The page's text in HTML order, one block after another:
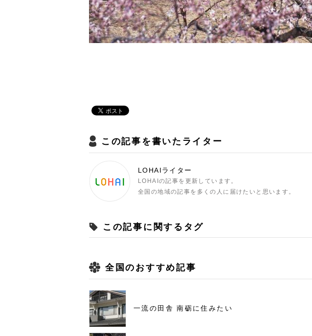
この記事を書いたライター
LOHAIライター
LOHAIの記事を更新しています。
全国の地域の記事を多くの人に届けたいと思います。
この記事に関するタグ
全国のおすすめ記事
一流の田舎 南砺に住みたい